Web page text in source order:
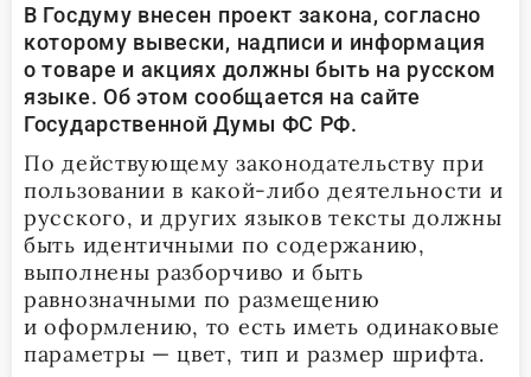
В Госдуму внесен проект закона, согласно
которому вывески, надписи и информация
о товаре и акциях должны быть на русском
языке. Об этом сообщается на сайте
Государственной Думы ФС РФ.
По действующему законодательству при
пользовании в какой-либо деятельности и
русского, и других языков тексты должны
быть идентичными по содержанию,
выполнены разборчиво и быть
равнозначными по размещению
и оформлению, то есть иметь одинаковые
параметры — цвет, тип и размер шрифта.